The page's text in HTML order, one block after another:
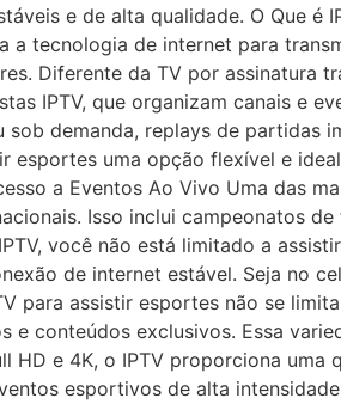
e de alta qualidade. O Que é
a tecnologia de internet para
Diferente da TV por assinatura
IPTV, que organizam canais e
demanda, replays de partidas
esportes uma opção flexível e
a Eventos Ao Vivo Uma das
Isso inclui campeonatos
você não está limitado a
de internet estável. Seja no
para assistir esportes não se
conteúdos exclusivos. Essa
HD e 4K, o IPTV proporciona uma
esportivos de alta